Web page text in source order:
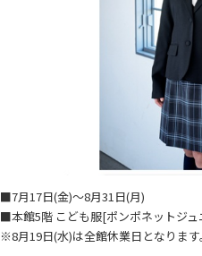
■7月17日(金)～8月31日(月)
■本館5階 こども服[ポンポネットジュ
※8月19日(水)は全館休業日となります。